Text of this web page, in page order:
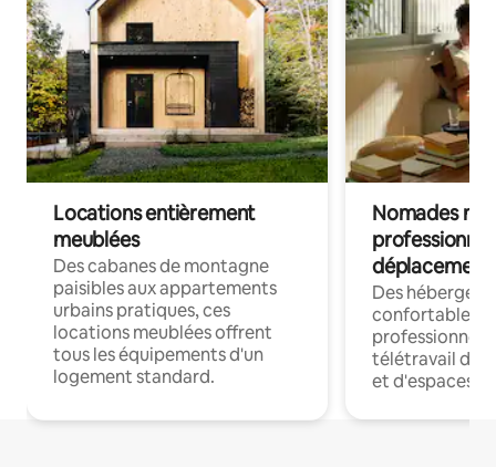
Locations entièrement
meublées
Des cabanes de montagne
paisibles aux appartements
urbains pratiques, ces
locations meublées offrent
tous les équipements d'un
logement standard.
Nomades
déplacement
Des
confortables
professionnels
télétravail
et d'espaces